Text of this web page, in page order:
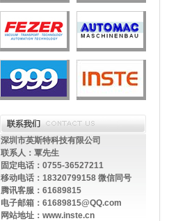
深圳市英斯特科技有限公司
联系人：覃先生
固定电话：0755-36527211
移动电话：18320799158 微信同号
腾讯客服：61689815
电子邮箱：61689815@QQ.com
网站地址：www.inste.cn